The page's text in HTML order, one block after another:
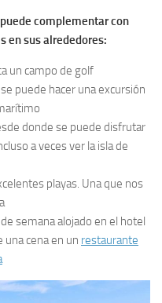
complementar con
en sus alrededores:
un campo de golf
puede hacer una excursión
donde se puede disfrutar
a veces ver la isla de
playas. Una que nos
semana alojado en el hotel
una cena en un restaurante